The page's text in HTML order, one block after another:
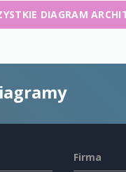
DIAGRAM
Firma